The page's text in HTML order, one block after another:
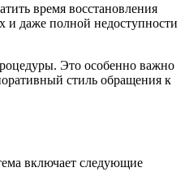
время восстановления
и даже полной недоступности
Это особенно важно
стиль обращения к
включает следующие